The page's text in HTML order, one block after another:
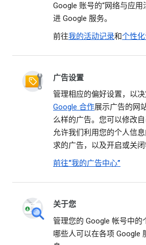
Google 账号的“网络与应
进 Google 服务。
前往我的活动记录和个性
广告设置
管理相应的偏好设置，以
Google 合作展示广告的网
么样的广告。您可以修改
允许我们利用您的个人信
求的广告，以及开启或关闭
前往“我的广告中心”
关于您
管理您的 Google 帐号中的
哪些人可以在各项 Google